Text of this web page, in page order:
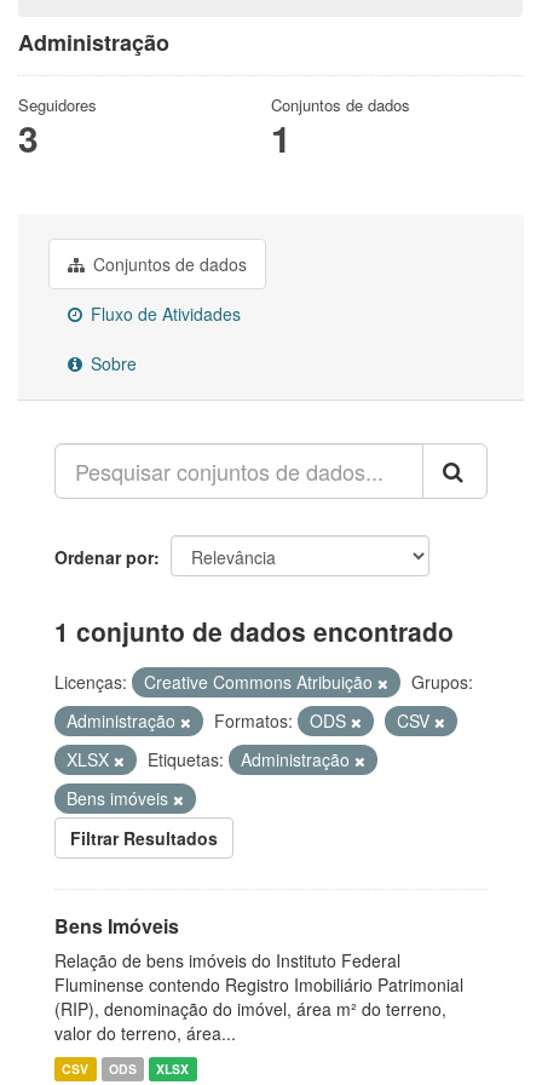
Administração
Seguidores
3
Conjuntos de dados
1
Conjuntos de dados
Fluxo de Atividades
Sobre
Ordenar por
1 conjunto de dados encontrado
Licenças: Creative Commons Atribuição
Grupos:
Administração
Formatos: ODS
CSV
XLSX
Etiquetas:
Administração
Bens imóveis
Filtrar Resultados
Bens Imóveis
Relação de bens imóveis do Instituto Federal
Fluminense contendo Registro Imobiliário Patrimonial
(RIP), denominação do imóvel, área m² do terreno,
valor do terreno, área...
CSV ODS XLSX